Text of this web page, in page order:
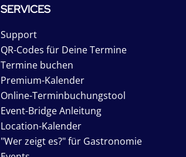
SERVICES
Support
QR-Codes für Deine Termine
Termine buchen
Premium-Kalender
Online-Terminbuchungstool
Event-Bridge Anleitung
Location-Kalender
"Wer zeigt es?" für Gastronomie